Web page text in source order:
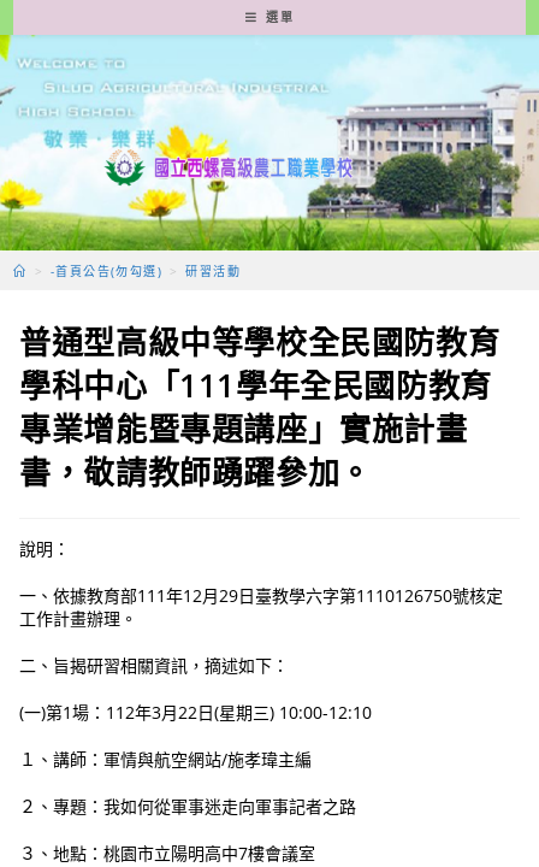
轉
至
要
容
選單
> -首頁公告(勿勾選) > 研習活動
普通型高級中等學校全民國防教育
學科中心「111學年全民國防教育
專業增能暨專題講座」實施計畫
書，敬請教師踴躍參加。
說明：
一、依據教育部111年12月29日臺教學六字第1110126750號核定
工作計畫辦理。
二、旨揭研習相關資訊，摘述如下：
(一)第1場：112年3月22日(星期三) 10:00-12:10
１、講師：軍情與航空網站/施孝瑋主編
２、專題：我如何從軍事迷走向軍事記者之路
３、地點：桃園市立陽明高中7樓會議室